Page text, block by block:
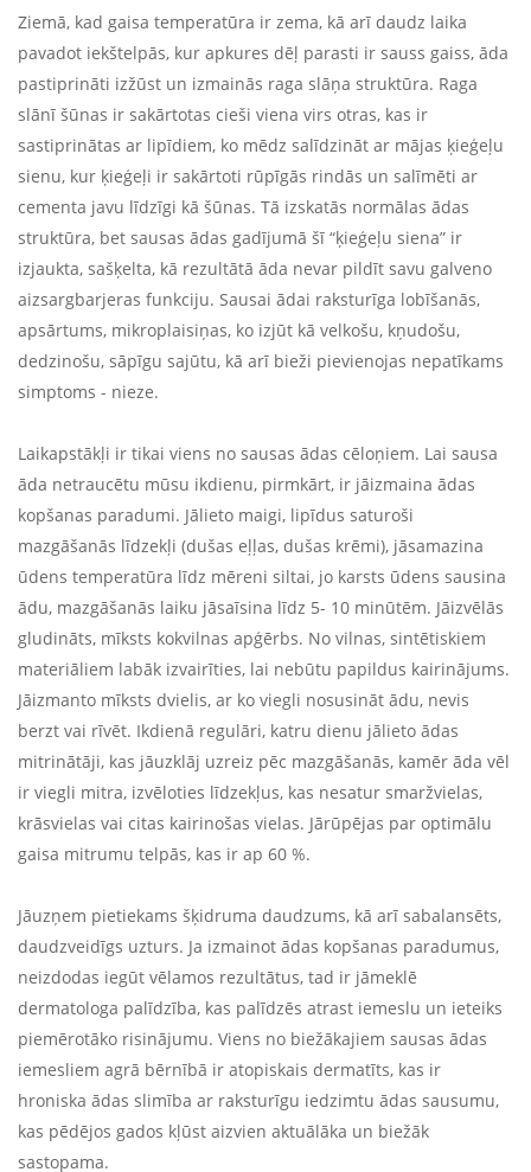
Ziemā, kad gaisa temperatūra ir zema, kā arī daudz laika
pavadot iekštelpās, kur apkures dēļ parasti ir sauss gaiss, āda
pastiprināti izžūst un izmainās raga slāņa struktūra. Raga
slānī šūnas ir sakārtotas cieši viena virs otras, kas ir
sastiprinātas ar lipīdiem, ko mēdz salīdzināt ar mājas ķieģeļu
sienu, kur ķieģeļi ir sakārtoti rūpīgās rindās un salīmēti ar
cementa javu līdzīgi kā šūnas. Tā izskatās normālas ādas
struktūra, bet sausas ādas gadījumā šī “ķieģeļu siena” ir
izjaukta, sašķelta, kā rezultātā āda nevar pildīt savu galveno
aizsargbarjeras funkciju. Sausai ādai raksturīga lobīšanās,
apsārtums, mikroplaisiņas, ko izjūt kā velkošu, kņudošu,
dedzinošu, sāpīgu sajūtu, kā arī bieži pievienojas nepatīkams
simptoms - nieze.
Laikapstākļi ir tikai viens no sausas ādas cēloņiem. Lai sausa
āda netraucētu mūsu ikdienu, pirmkārt, ir jāizmaina ādas
kopšanas paradumi. Jālieto maigi, lipīdus saturoši
mazgāšanās līdzekļi (dušas eļļas, dušas krēmi), jāsamazina
ūdens temperatūra līdz mēreni siltai, jo karsts ūdens sausina
ādu, mazgāšanās laiku jāsaīsina līdz 5- 10 minūtēm. Jāizvēlās
gludināts, mīksts kokvilnas apģērbs. No vilnas, sintētiskiem
materiāliem labāk izvairīties, lai nebūtu papildus kairinājums.
Jāizmanto mīksts dvielis, ar ko viegli nosusināt ādu, nevis
berzt vai rīvēt. Ikdienā regulāri, katru dienu jālieto ādas
mitrinātāji, kas jāuzklāj uzreiz pēc mazgāšanās, kamēr āda vēl
ir viegli mitra, izvēloties līdzekļus, kas nesatur smaržvielas,
krāsvielas vai citas kairinošas vielas. Jārūpējas par optimālu
gaisa mitrumu telpās, kas ir ap 60 %.
Jāuzņem pietiekams šķidruma daudzums, kā arī sabalansēts,
daudzveidīgs uzturs. Ja izmainot ādas kopšanas paradumus,
neizdodas iegūt vēlamos rezultātus, tad ir jāmeklē
dermatologa palīdzība, kas palīdzēs atrast iemeslu un ieteiks
piemērotāko risinājumu. Viens no biežākajiem sausas ādas
iemesliem agrā bērnībā ir atopiskais dermatīts, kas ir
hroniska ādas slimība ar raksturīgu iedzimtu ādas sausumu,
kas pēdējos gados kļūst aizvien aktuālāka un biežāk
sastopama.